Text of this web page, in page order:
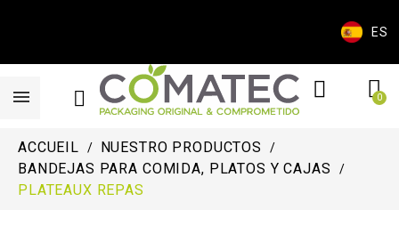
ES
ACCUEIL
NUESTRO PRODUCTOS
BANDEJAS PARA COMIDA, PLATOS Y CAJAS
PLATEAUX REPAS